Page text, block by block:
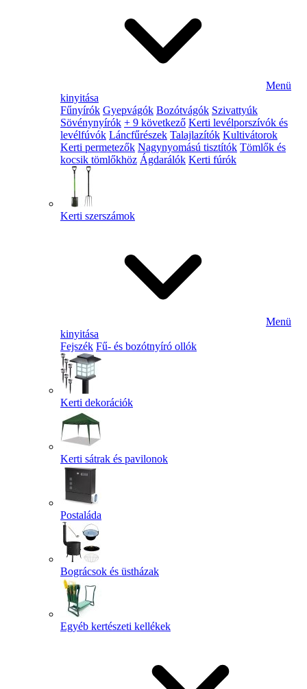
Menü
kinyitása
Fűnyírók Gyepvágók Bozótvágók Szivattyúk
Sövénynyírók + 9 következő Kerti levélporszívók és
levélfúvók Láncfűrészek Talajlazítók Kultivátorok
Kerti permetezők Nagynyomású tisztítók Tömlők és
kocsik tömlőkhöz Ágdarálók Kerti fúrók
Kerti szerszámok
Menü
kinyitása
Fejszék Fű- és bozótnyíró ollók
Kerti dekorációk
Kerti sátrak és pavilonok
Postaláda
Bográcsok és üstházak
Egyéb kertészeti kellékek